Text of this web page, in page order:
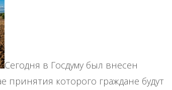
Сегодня в Госдуму был внесен
принятия которого граждане будут